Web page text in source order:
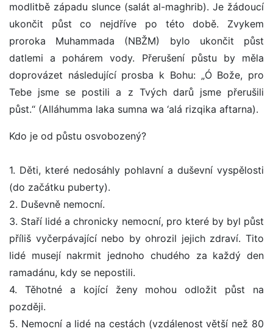
modlitbě západu slunce (salát al-maghrib). Je žádoucí
ukončit půst co nejdříve po této době. Zvykem
proroka Muhammada (NBŽM) bylo ukončit půst
datlemi a pohárem vody. Přerušení půstu by měla
doprovázet následující prosba k Bohu: „Ó Bože, pro
Tebe jsme se postili a z Tvých darů jsme přerušili
půst.“ (Alláhumma laka sumna wa ‘alá rizqika aftarna).
Kdo je od půstu osvobozený?
1. Děti, které nedosáhly pohlavní a duševní vyspělosti
(do začátku puberty).
2. Duševně nemocní.
3. Staří lidé a chronicky nemocní, pro které by byl půst
příliš vyčerpávající nebo by ohrozil jejich zdraví. Tito
lidé musejí nakrmit jednoho chudého za každý den
ramadánu, kdy se nepostili.
4. Těhotné a kojící ženy mohou odložit půst na
později.
5. Nemocní a lidé na cestách (vzdálenost větší než 80